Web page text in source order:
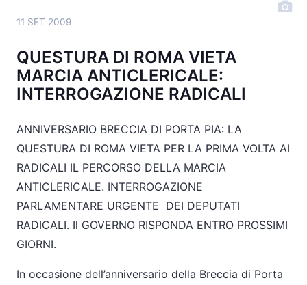
11 SET 2009
QUESTURA DI ROMA VIETA
MARCIA ANTICLERICALE:
INTERROGAZIONE RADICALI
ANNIVERSARIO BRECCIA DI PORTA PIA: LA
QUESTURA DI ROMA VIETA PER LA PRIMA VOLTA AI
RADICALI IL PERCORSO DELLA MARCIA
ANTICLERICALE. INTERROGAZIONE
PARLAMENTARE URGENTE DEI DEPUTATI
RADICALI. Il GOVERNO RISPONDA ENTRO PROSSIMI
GIORNI.
In occasione dell’anniversario della Breccia di Porta